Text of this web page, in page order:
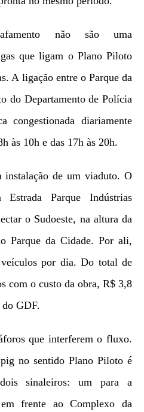
não são uma
que ligam o Plano Piloto
A ligação entre o Parque da
do Departamento de Polícia
congestionada diariamente
às 10h e das 17h às 20h.
instalação de um viaduto. O
Parque Indústrias
o Sudoeste, na altura da
Parque da Cidade. Por ali,
por dia. Do total de
com o custo da obra, R$ 3,8
GDF.
que interferem o fluxo.
no sentido Plano Piloto é
sinaleiros: um para a
em frente ao Complexo da